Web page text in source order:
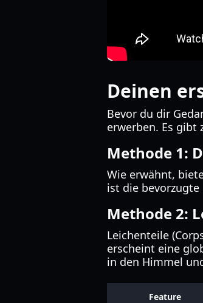
Deinen
Bevor du dir
erwerben. Es gibt
Methode 1:
Wie erwähnt,
ist die bevorzugte
Methode 2:
Leichenteile
erscheint eine
in den Himmel
Feature